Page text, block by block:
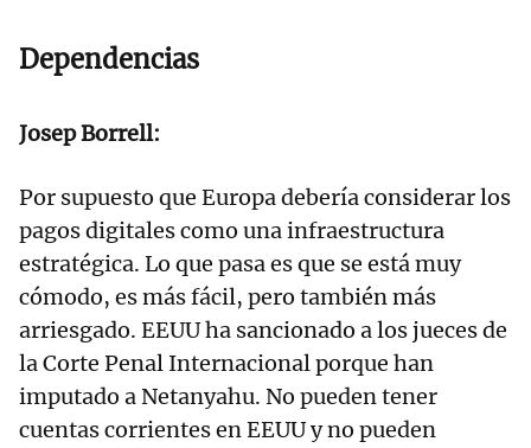
Dependencias
Josep Borrell:
Por supuesto que Europa debería considerar los
pagos digitales como una infraestructura
estratégica. Lo que pasa es que se está muy
cómodo, es más fácil, pero también más
arriesgado. EEUU ha sancionado a los jueces de
la Corte Penal Internacional porque han
imputado a Netanyahu. No pueden tener
cuentas corrientes en EEUU y no pueden